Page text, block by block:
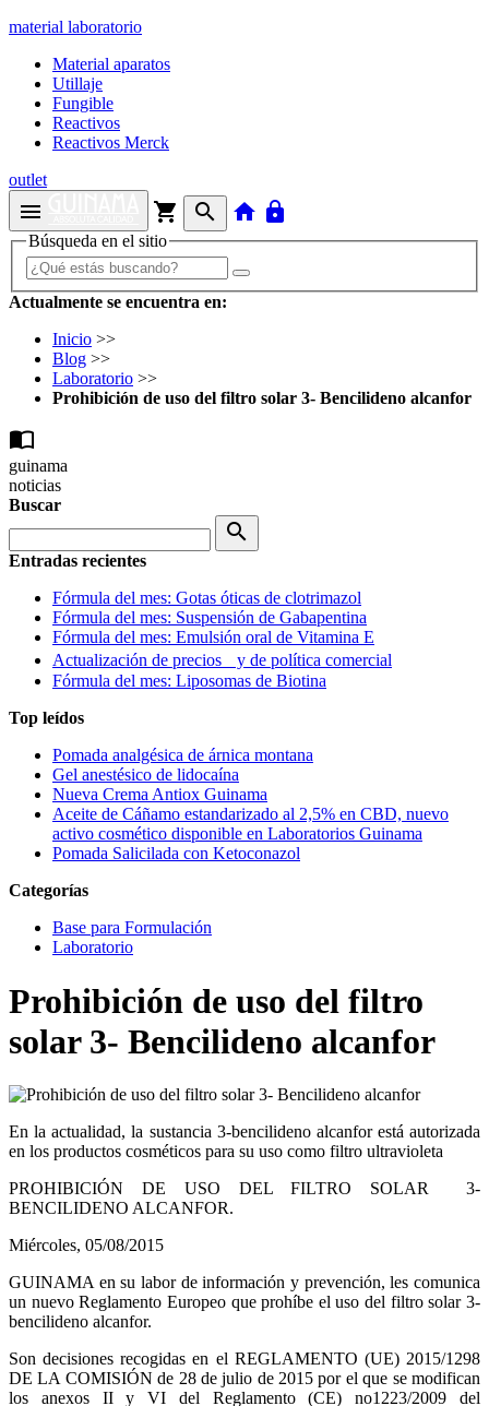
material laboratorio
Material aparatos
Utillaje
Fungible
Reactivos
Reactivos Merck
outlet
menu shopping_cart search home lock
Búsqueda en el sitio
Actualmente se encuentra en:
Inicio >>
Blog >>
Laboratorio >>
Prohibición de uso del filtro solar 3- Bencilideno alcanfor
import_contacts
guinama
noticias
Buscar
search
Entradas recientes
Fórmula del mes: Gotas óticas de clotrimazol
Fórmula del mes: Suspensión de Gabapentina
Fórmula del mes: Emulsión oral de Vitamina E
Actualización de precios y de política comercial
Fórmula del mes: Liposomas de Biotina
Top leídos
Pomada analgésica de árnica montana
Gel anestésico de lidocaína
Nueva Crema Antiox Guinama
Aceite de Cáñamo estandarizado al 2,5% en CBD, nuevo
activo cosmético disponible en Laboratorios Guinama
Pomada Salicilada con Ketoconazol
Categorías
Base para Formulación
Laboratorio
Prohibición de uso del filtro
solar 3- Bencilideno alcanfor
En la actualidad, la sustancia 3-bencilideno alcanfor está autorizada
en los productos cosméticos para su uso como filtro ultravioleta
PROHIBICIÓN DE USO DEL FILTRO SOLAR 3-
BENCILIDENO ALCANFOR.
Miércoles, 05/08/2015
GUINAMA en su labor de información y prevención, les comunica
un nuevo Reglamento Europeo que prohíbe el uso del filtro solar 3-
bencilideno alcanfor.
Son decisiones recogidas en el REGLAMENTO (UE) 2015/1298
DE LA COMISIÓN de 28 de julio de 2015 por el que se modifican
los anexos II y VI del Reglamento (CE) no1223/2009 del